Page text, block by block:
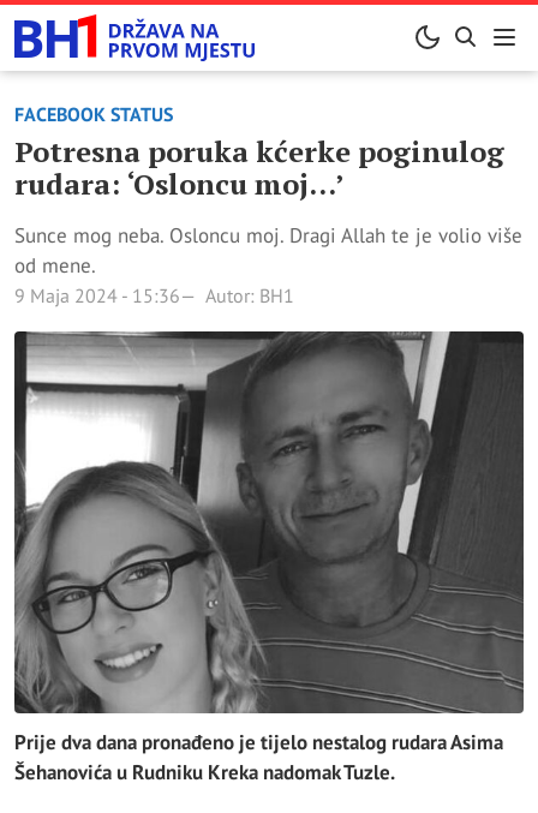
FACEBOOK STATUS
Potresna poruka kćerke poginulog
rudara: ‘Osloncu moj…’
Sunce mog neba. Osloncu moj. Dragi Allah te je volio više
od mene.
9 Maja 2024 - 15:36 Autor: BH1
Prije dva dana pronađeno je tijelo nestalog rudara Asima
Šehanovića u Rudniku Kreka nadomak Tuzle.